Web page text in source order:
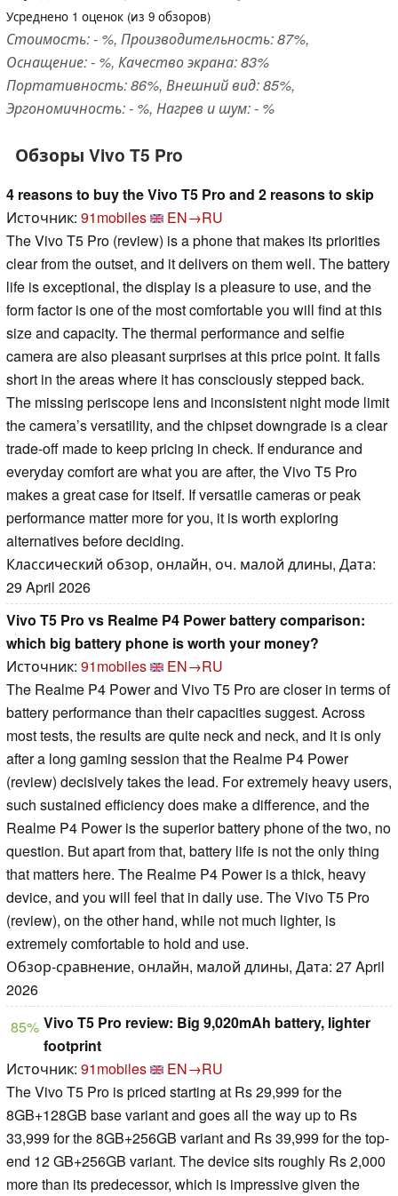
Усреднено 1 оценок (из 9 обзоров)
Стоимость: - %, Производительность: 87%,
Оснащение: - %, Качество экрана: 83%
Портативность: 86%, Внешний вид: 85%,
Эргономичность: - %, Нагрев и шум: - %
Обзоры Vivo T5 Pro
4 reasons to buy the Vivo T5 Pro and 2 reasons to skip
Источник: 91mobiles
EN→RU
The Vivo T5 Pro (review) is a phone that makes its priorities
clear from the outset, and it delivers on them well. The battery
life is exceptional, the display is a pleasure to use, and the
form factor is one of the most comfortable you will find at this
size and capacity. The thermal performance and selfie
camera are also pleasant surprises at this price point. It falls
short in the areas where it has consciously stepped back.
The missing periscope lens and inconsistent night mode limit
the camera’s versatility, and the chipset downgrade is a clear
trade-off made to keep pricing in check. If endurance and
everyday comfort are what you are after, the Vivo T5 Pro
makes a great case for itself. If versatile cameras or peak
performance matter more for you, it is worth exploring
alternatives before deciding.
Классический обзор, онлайн, оч. малой длины, Дата:
29 April 2026
Vivo T5 Pro vs Realme P4 Power battery comparison:
which big battery phone is worth your money?
Источник: 91mobiles
EN→RU
The Realme P4 Power and Vivo T5 Pro are closer in terms of
battery performance than their capacities suggest. Across
most tests, the results are quite neck and neck, and it is only
after a long gaming session that the Realme P4 Power
(review) decisively takes the lead. For extremely heavy users,
such sustained efficiency does make a difference, and the
Realme P4 Power is the superior battery phone of the two, no
question. But apart from that, battery life is not the only thing
that matters here. The Realme P4 Power is a thick, heavy
device, and you will feel that in daily use. The Vivo T5 Pro
(review), on the other hand, while not much lighter, is
extremely comfortable to hold and use.
Обзор-сравнение, онлайн, малой длины, Дата: 27 April
2026
85% Vivo T5 Pro review: Big 9,020mAh battery, lighter
footprint
Источник: 91mobiles
EN→RU
The Vivo T5 Pro is priced starting at Rs 29,999 for the
8GB+128GB base variant and goes all the way up to Rs
33,999 for the 8GB+256GB variant and Rs 39,999 for the top-
end 12 GB+256GB variant. The device sits roughly Rs 2,000
more than its predecessor, which is impressive given the